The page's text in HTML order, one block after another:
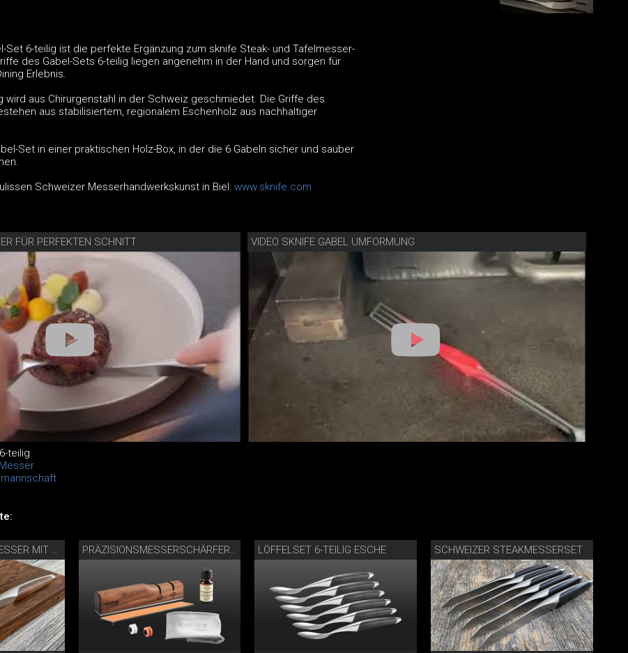
Set 6-teilig ist die perfekte Ergänzung zum sknife Steak- und Tafelmesser-
des Gabel-Sets 6-teilig liegen angenehm in der Hand und sorgen für
Erlebnis.
wird aus Chirurgenstahl in der Schweiz geschmiedet. Die Griffe des
aus stabilisiertem, regionalem Eschenholz aus nachhaltiger
Set in einer praktischen Holz-Box, in der die 6 Gabeln sicher und sauber
Schweizer Messerhandwerkskunst in Biel: www.sknife.com
FÜR PERFEKTEN SCHNITT VIDEO SKNIFE GABEL UMFORMUNG
teilig
SCHWEIZER KÄSEMESSER MIT SCHNEIDEBRETT PRÄZISIONSMESSERSCHÄRFER MIT PFLEGESET LÖFFELSET 6-TEILIG ESCHE SCHWEIZER STEAKMESSERSET